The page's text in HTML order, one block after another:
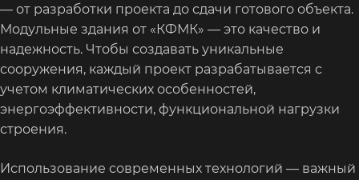
— от разработки проекта до сдачи готового объекта.
Модульные здания от «КФМК» — это качество и
надежность. Чтобы создавать уникальные
сооружения, каждый проект разрабатывается с
учетом климатических особенностей,
энергоэффективности, функциональной нагрузки
строения.
Использование современных технологий — важный